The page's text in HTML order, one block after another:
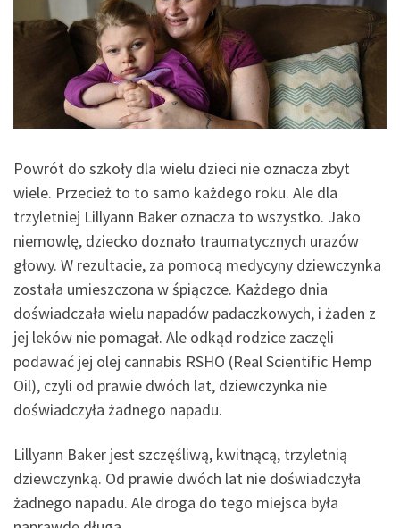
Powrót do szkoły dla wielu dzieci nie oznacza zbyt
wiele. Przecież to to samo każdego roku. Ale dla
trzyletniej Lillyann Baker oznacza to wszystko. Jako
niemowlę, dziecko doznało traumatycznych urazów
głowy. W rezultacie, za pomocą medycyny dziewczynka
została umieszczona w śpiączce. Każdego dnia
doświadczała wielu napadów padaczkowych, i żaden z
jej leków nie pomagał. Ale odkąd rodzice zaczęli
podawać jej olej cannabis RSHO (Real Scientific Hemp
Oil), czyli od prawie dwóch lat, dziewczynka nie
doświadczyła żadnego napadu.
Lillyann Baker jest szczęśliwą, kwitnącą, trzyletnią
dziewczynką. Od prawie dwóch lat nie doświadczyła
żadnego napadu. Ale droga do tego miejsca była